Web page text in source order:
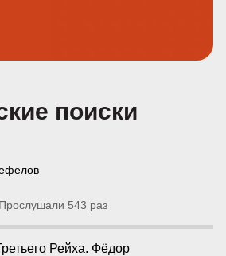
поиски
Прослушали 543 раз
Рейха. Фёдор